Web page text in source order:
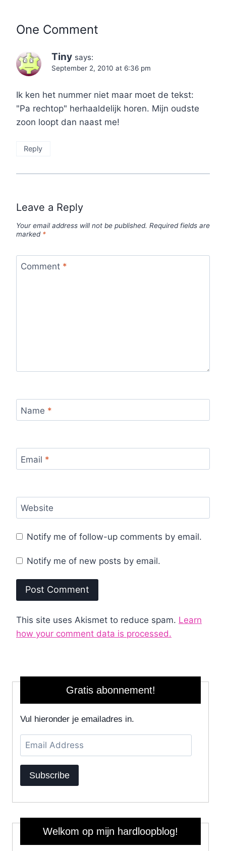
One Comment
Tiny says:
September 2, 2010 at 6:36 pm
Ik ken het nummer niet maar moet de tekst:
"Pa rechtop" herhaaldelijk horen. Mijn oudste
zoon loopt dan naast me!
Reply
Leave a Reply
Your email address will not be published. Required fields are
marked *
Comment *
Name *
Email *
Website
Notify me of follow-up comments by email.
Notify me of new posts by email.
This site uses Akismet to reduce spam. Learn
how your comment data is processed.
Gratis abonnement!
Vul hieronder je emailadres in.
Email
Address
Subscribe
Welkom op mijn hardloopblog!